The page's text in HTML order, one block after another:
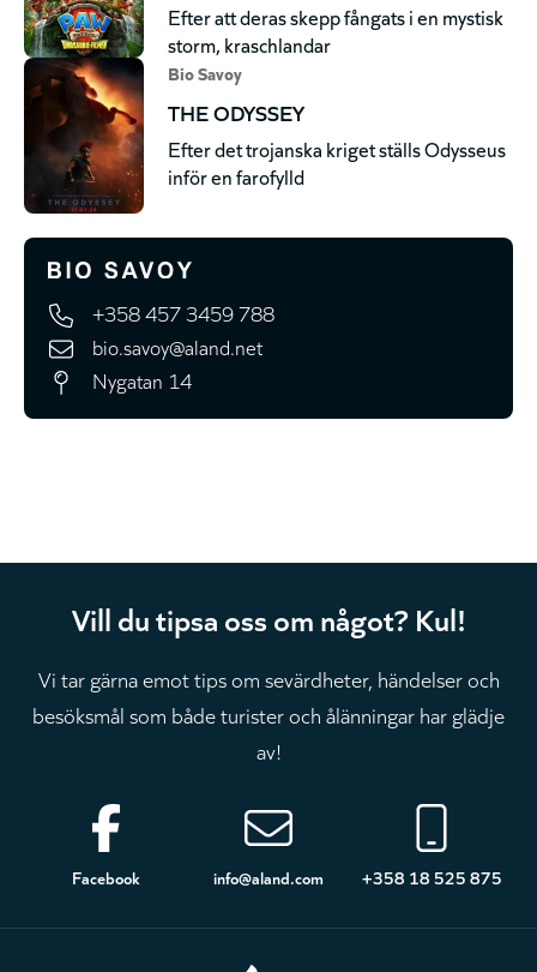
Efter att deras skepp fångats i en mystisk
storm, kraschlandar
Bio Savoy
THE ODYSSEY
Efter det trojanska kriget ställs Odysseus
inför en farofylld
+358 457 3459 788
bio.savoy@aland.net
Nygatan 14
Vill du tipsa oss om något? Kul!
Vi tar gärna emot tips om sevärdheter, händelser och
besöksmål som både turister och ålänningar har glädje
av!
Sidfot
Facebook info@aland.com +358 18 525 875